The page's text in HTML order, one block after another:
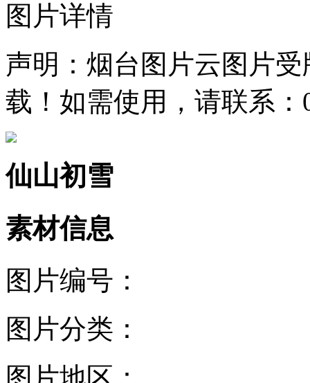
图片详情
声明：烟台图片云图片
载！如需使用，请联系：
仙山初雪
素材信息
图片编号：
图片分类：
图片地区：